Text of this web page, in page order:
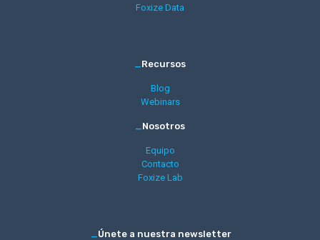
Foxize Data
_Recursos
Blog
Webinars
_Nosotros
Equipo
Contacto
Foxize Lab
_Únete a nuestra newsletter